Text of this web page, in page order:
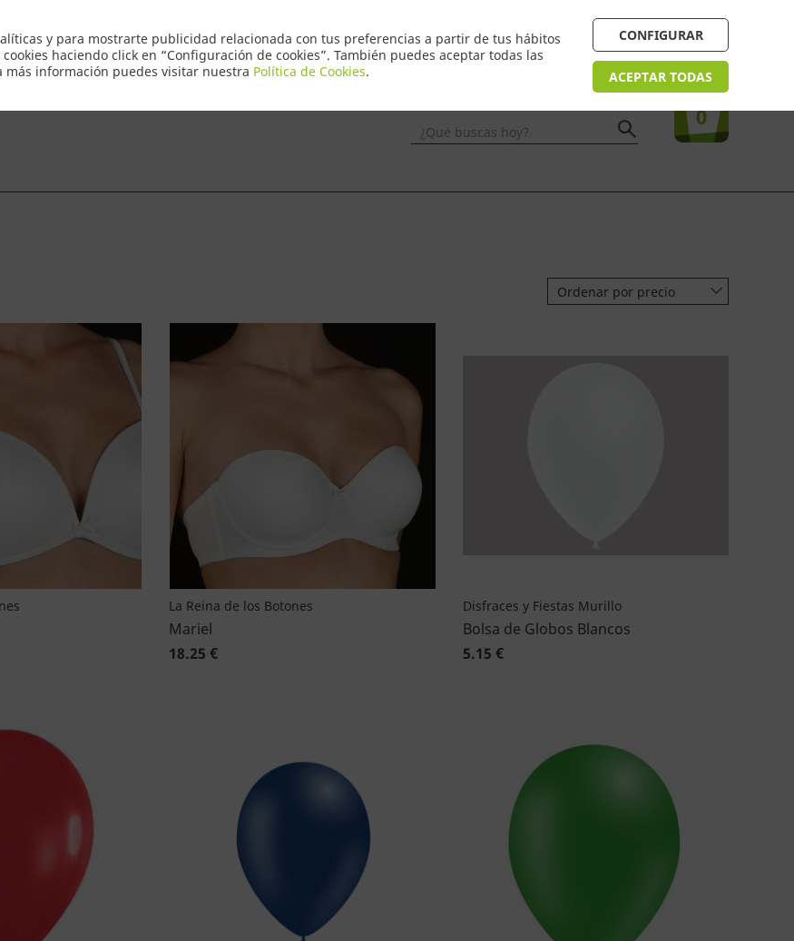
y para mostrarte publicidad relacionada con tus preferencias a partir de tus hábitos
haciendo click en “Configuración de cookies”. También puedes aceptar todas las
más información puedes visitar nuestra Política de Cookies.
CONFIGURAR
ACEPTAR TODAS
¿Necesitas ayuda? FAQ
Tu compra
0
¿Qué buscas hoy?
Ordenar por precio
La Reina de los Botones
Mariel
18.25 €
Disfraces y Fiestas Murillo
Bolsa de Globos Blancos
5.15 €